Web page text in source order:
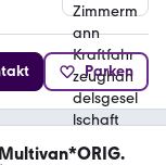
Parken